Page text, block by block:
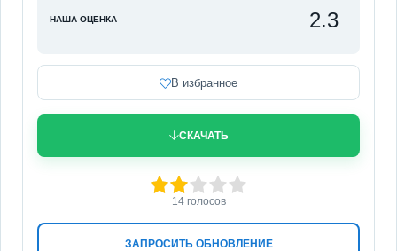
НАША ОЦЕНКА 2.3
В избранное
СКАЧАТЬ
ЗАПРОСИТЬ ОБНОВЛЕНИЕ
3 4 5
14голосов